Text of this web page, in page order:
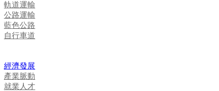
軌道運輸
公路運輸
藍色公路
自行車道
經濟發展
產業脈動
就業人才